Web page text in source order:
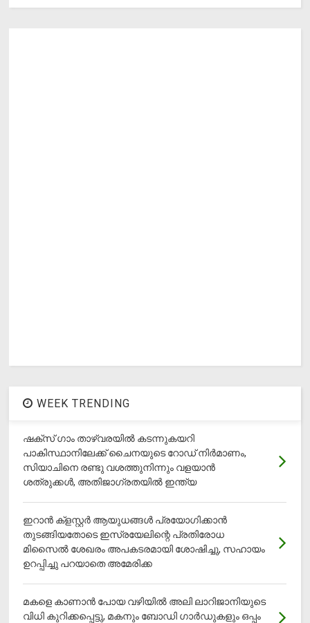
WEEK TRENDING
ഷക്സ് ​ഗാം താഴ്‌വരയിൽ കടന്നുകയറി
പാകിസ്ഥാനിലേക്ക് ചൈനയുടെ റോഡ് നിർമാണം,
സിയാചിനെ രണ്ടു വശത്തുനിന്നും വളയാൻ
ശത്രുക്കൾ, അതിജാ​ഗ്രതയിൽ ഇന്ത്യ
ഇറാന്‍ ക്‌ളസ്റ്റര്‍ ആയുധങ്ങള്‍ പ്രയോഗിക്കാന്‍
തുടങ്ങിയതോടെ ഇസ്രയേലിന്റെ പ്രതിരോധ
മിസൈല്‍ ശേഖരം അപകടരമായി ശോഷിച്ചു, സഹായം
ഉറപ്പിച്ചു പറയാതെ അമേരിക്ക
മകളെ കാണാന്‍ പോയ വഴിയില്‍ അലി ലാറിജാനിയുടെ
വിധി കുറിക്കപ്പെട്ടു, മകനും ബോഡി ഗാര്‍ഡുകളും ഒപ്പം